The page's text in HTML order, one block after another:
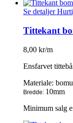
Se detaljer
Tittekant
8,00 kr/m
Ensfarvet
Materiale:
Bredde: 10mm
Minimum salg